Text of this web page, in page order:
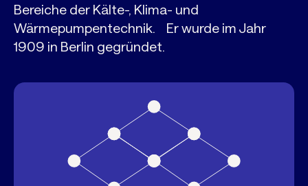
Bereiche der Kälte-, Klima- und
Wärmepumpentechnik. Er wurde im Jahr
1909 in Berlin gegründet.